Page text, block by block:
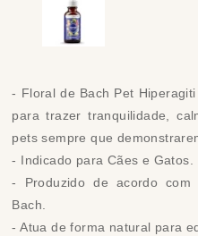
- Floral de Bach Pet
para trazer tranquilidade,
pets sempre que
- Indicado para Cães e Gatos.
- Produzido de acordo com
Bach.
- Atua de forma natural para